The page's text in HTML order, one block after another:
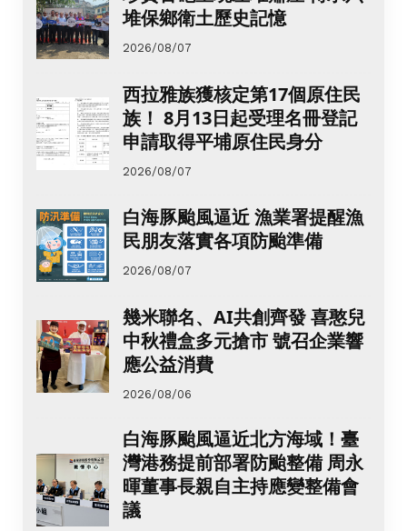
堆保鄉衛土歷史記憶
2026/08/07
西拉雅族獲核定第17個原住民
族！ 8月13日起受理名冊登記
申請取得平埔原住民身分
2026/08/07
白海豚颱風逼近 漁業署提醒漁
民朋友落實各項防颱準備
2026/08/07
幾米聯名、AI共創齊發 喜憨兒
中秋禮盒多元搶市 號召企業響
應公益消費
2026/08/06
白海豚颱風逼近北方海域！臺
灣港務提前部署防颱整備 周永
暉董事長親自主持應變整備會
議